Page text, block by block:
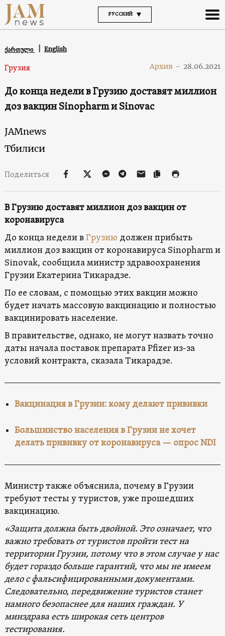
РУССКИЙ
ქართული English
Грузия Архив - 28.06.2021
До конца недели в Грузию доставят миллион
доз вакцин Sinopharm и Sinovac
JAMnews
Тбилиси
Поделиться
В Грузию доставят миллион доз вакцин от
коронавируса
До конца недели вГрузию должен прибыть
миллион доз вакцин от коронавируса Sinopharm и
Sinovak, сообщила министр здравоохранения
Грузии Екатерина Тикарадзе.
По ее словам, с помощью этих вакцин можно
будет начать массовую вакцинацию и полностью
вакцинировать население.
В правительстве, однако, не могут назвать точно
даты начала поставок препарата Pfizer из-за
условий контракта, сказала Тикарадзе.
Вакцинация в Грузии: кому делают прививки
Большинство населения в Грузии не хочет
делать прививку от коронавируса — опрос NDI
Министр также объяснила, почему в Грузии
требуют тесты у туристов, уже прошедших
вакцинацию.
«Защита должна быть двойной. Это означает, что
важно требовать от туристов пройти тест на
территории Грузии, потому что в этом случае у нас
будет гораздо больше гарантий, что мы не имеем
дело с фальсифицированными документами.
Следовательно, передвижение туристов станет
намного безопаснее для наших граждан. У
минздрава есть широкая сеть центров
тестирования.